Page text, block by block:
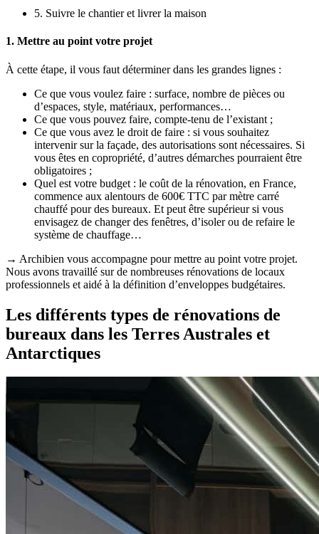
5. Suivre le chantier et livrer la maison
1. Mettre au point votre projet
À cette étape, il vous faut déterminer dans les grandes lignes :
Ce que vous voulez faire : surface, nombre de pièces ou
d’espaces, style, matériaux, performances…
Ce que vous pouvez faire, compte-tenu de l’existant ;
Ce que vous avez le droit de faire : si vous souhaitez
intervenir sur la façade, des autorisations sont nécessaires. Si
vous êtes en copropriété, d’autres démarches pourraient être
obligatoires ;
Quel est votre budget : le coût de la rénovation, en France,
commence aux alentours de 600€ TTC par mètre carré
chauffé pour des bureaux. Et peut être supérieur si vous
envisagez de changer des fenêtres, d’isoler ou de refaire le
système de chauffage…
→ Archibien vous accompagne pour mettre au point votre projet.
Nous avons travaillé sur de nombreuses rénovations de locaux
professionnels et aidé à la définition d’enveloppes budgétaires.
Les différents types de rénovations de
bureaux dans les Terres Australes et
Antarctiques